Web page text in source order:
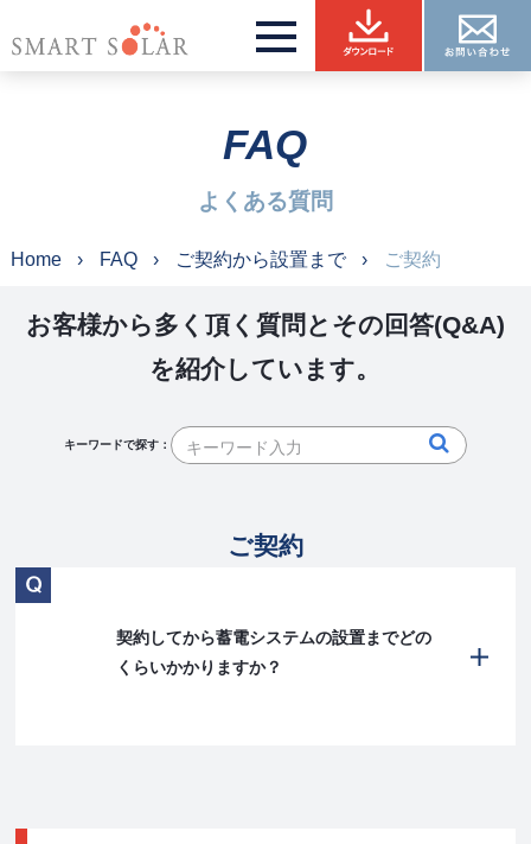
FAQ
よくある質問
Home FAQ ご契約から設置まで ご契約
お客様から多く頂く質問とその回答(Q&A)
を紹介しています。
キーワードで探す：
ご契約
契約してから蓄電システムの設置までどの
くらいかかりますか？